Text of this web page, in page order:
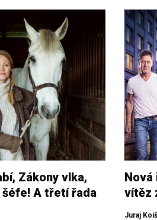
Zákony vlka,
šéfe! A třetí řada
vítěz
Juraj Koiš